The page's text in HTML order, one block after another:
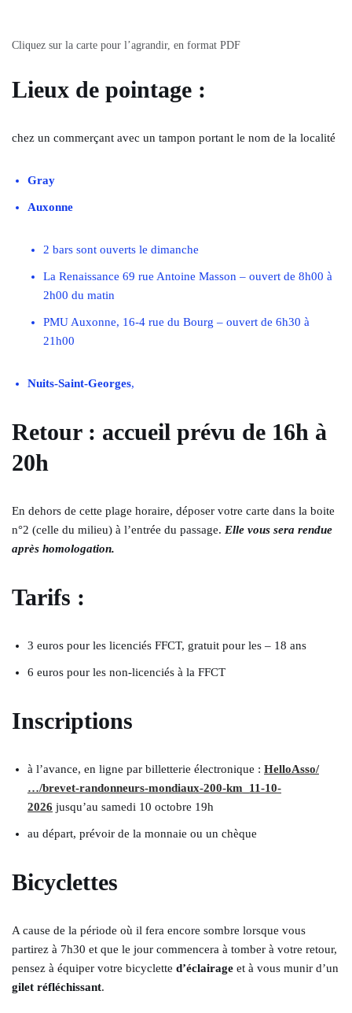
Cliquez sur la carte pour l’agrandir, en format PDF
Lieux de pointage :
chez un commerçant avec un tampon portant le nom de la localité
Gray
Auxonne
2 bars sont ouverts le dimanche
La Renaissance 69 rue Antoine Masson – ouvert de 8h00 à
2h00 du matin
PMU Auxonne, 16-4 rue du Bourg – ouvert de 6h30 à
21h00
Nuits-Saint-Georges,
Retour : accueil prévu de 16h à
20h
En dehors de cette plage horaire, déposer votre carte dans la boite
n°2 (celle du milieu) à l’entrée du passage. Elle vous sera rendue
après homologation.
Tarifs :
3 euros pour les licenciés FFCT, gratuit pour les – 18 ans
6 euros pour les non-licenciés à la FFCT
Inscriptions
à l’avance, en ligne par billetterie électronique : HelloAsso/
…/brevet-randonneurs-mondiaux-200-km_11-10-
2026 jusqu’au samedi 10 octobre 19h
au départ, prévoir de la monnaie ou un chèque
Bicyclettes
A cause de la période où il fera encore sombre lorsque vous
partirez à 7h30 et que le jour commencera à tomber à votre retour,
pensez à équiper votre bicyclette d’éclairage et à vous munir d’un
gilet réfléchissant.